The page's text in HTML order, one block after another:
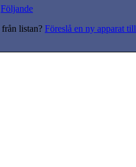
Följande
från listan? Föreslå en ny apparat